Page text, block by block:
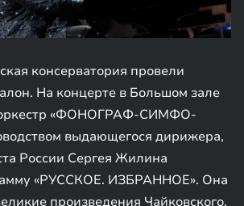
консерватория провели
На концерте в Большом зале
оркестр «ФОНОГРАФ-СИМФО-
выдающегося дирижера,
России Сергея Жилина
«РУССКОЕ. ИЗБРАННОЕ». Она
произведения Чайковского,